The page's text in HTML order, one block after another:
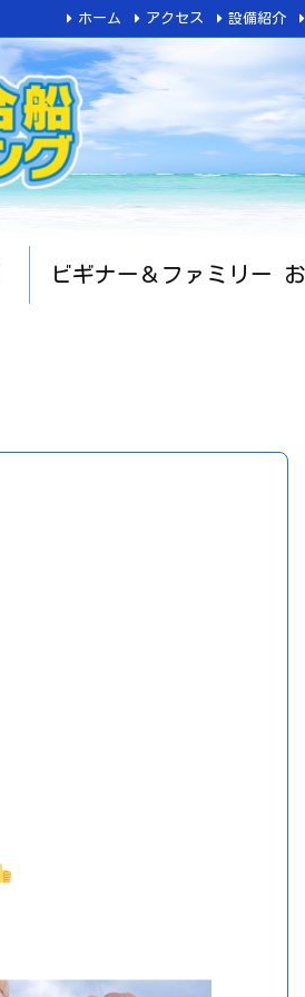
ビギナー＆ファミリー
ホーム アクセス 設備紹介